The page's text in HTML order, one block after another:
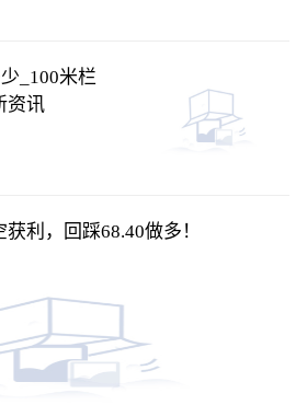
_100米栏
资讯
利，回踩68.40做多！